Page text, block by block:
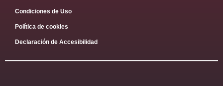
Condiciones de Uso
Política de cookies
Declaración de Accesibilidad